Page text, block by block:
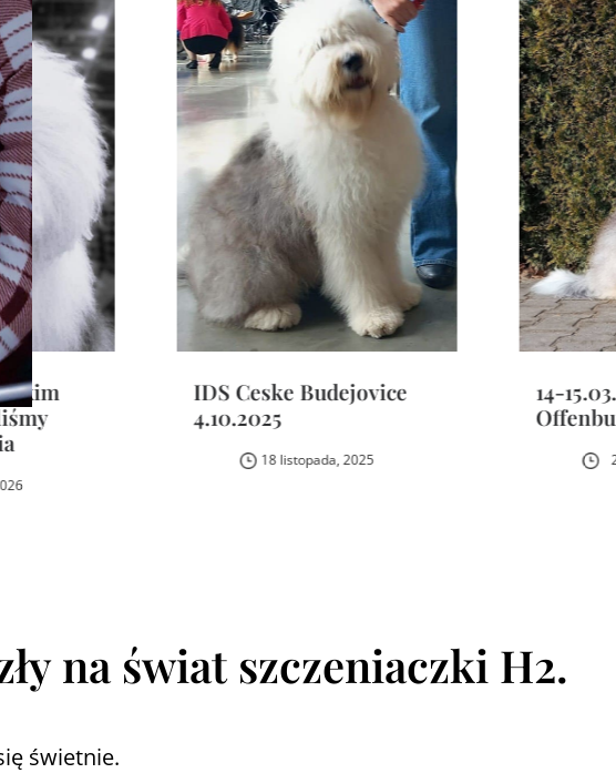
IDS Ceske Budejovice
18 listopada, 2025
14-15.03.2026 IDS
Offenburg (DE)
26 marca, 2026
na świat szczeniaczki H2.
świetnie.